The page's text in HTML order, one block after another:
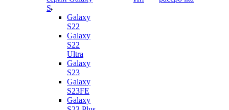
S
Galaxy
S22
Galaxy
S22
Ultra
Galaxy
S23
Galaxy
S23FE
Galaxy